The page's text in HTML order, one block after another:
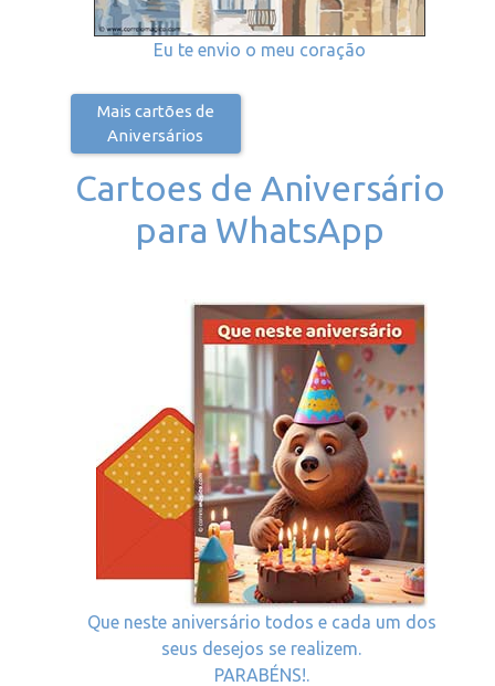
Eu te envio o meu coração
Mais cartões de
Aniversários
Cartoes de Aniversário
para WhatsApp
Que neste aniversário todos e cada um dos
seus desejos se realizem.
PARABÉNS!.